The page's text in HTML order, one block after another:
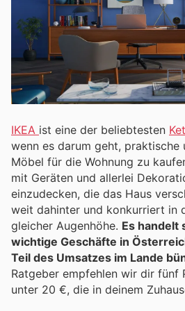
IKEA ist eine der beliebtesten
wenn es darum geht, praktische
Möbel für die Wohnung zu
mit Geräten und allerlei
einzudecken, die das Haus
weit dahinter und konkurriert in
gleicher Augenhöhe. Es handelt
wichtige Geschäfte in
Teil des Umsatzes im Lande
Ratgeber empfehlen wir dir fünf
unter 20 €, die in deinem